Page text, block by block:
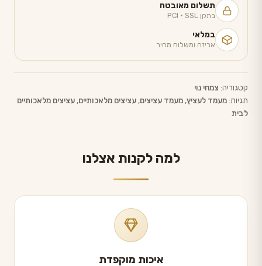
תשלום מאובטח
בתקן PCI · SSL
במלאי
אריזה ומשלוח מהיר
קטגוריה: צמחי נוי
תגיות:מעמד לעציץ, מעמד עציצים, עציצים מלאכותיים, עציצים מלאכותיים
לבית
למה לקנות אצלנו
איכות מוקפדת